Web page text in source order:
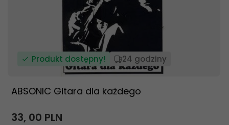
Produkt dostępny! 24 godziny
ABSONIC Gitara dla każdego
33, 00 PLN